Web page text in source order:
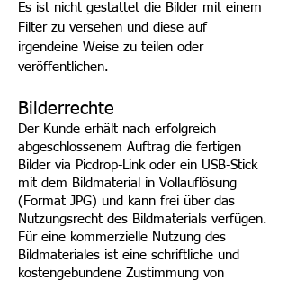
Es ist nicht gestattet die Bilder mit einem
Filter zu versehen und diese auf
irgendeine Weise zu teilen oder
veröffentlichen.
Bilderrechte
Der Kunde erhält nach erfolgreich
abgeschlossenem Auftrag die fertigen
Bilder via Picdrop-Link oder ein USB-Stick
mit dem Bildmaterial in Vollauflösung
(Format JPG) und kann frei über das
Nutzungsrecht des Bildmaterials verfügen.
Für eine kommerzielle Nutzung des
Bildmateriales ist eine schriftliche und
kostengebundene Zustimmung von